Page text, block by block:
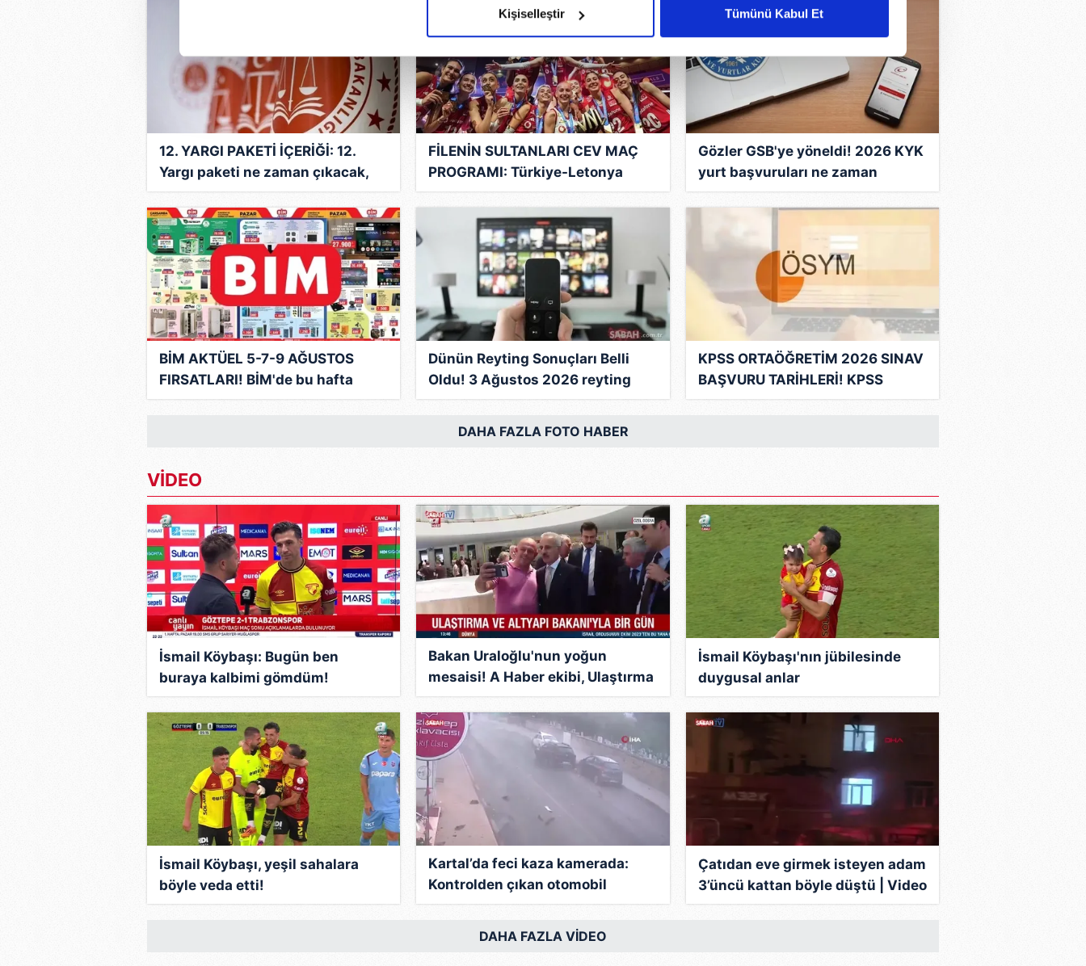
Her halükârda, kullanıcılar, bu çerezlere izin vermedikleri takdirde, kullanıcılara hedefli reklamlar gösterilmeyecektir."
Sizlere daha iyi bir hizmet sunabilmek için İnternet Sitemizde kendimize ve üçüncü kişilere ait çerezler kullanılmaktadır. Bu
çerezler vasıtasıyla çeşitli kişisel verileriniz işlenmekte olup gerekli olan çerezler bilgi toplumu hizmetlerinin sunulması
amacıyla kullanılmaktadır. Diğer çerezler, sitemizin daha işlevsel kılınması ve kişiselleştirilmesi ve sizlere yönelik
reklam/pazarlama faaliyetlerinin yapılması, amaçlarıyla sınırlı olarak açık rızanız dahilinde kullanılacaktır.
Çerezlere ilişkin tercihlerinizi aşağıda yer alan panel vasıtasıyla belirleyebilirsiniz. Çerezlere ilişkin detaylı bilgi için Ayarlar
butonuna tıklayabilir,Çerez Bilgilendirme Metnimiziziyaret edebilirsiniz.
6698 sayılı Kişisel Verilerin Korunması Kanunu uyarınca hazırlanmış Aydınlatma Metnimizi okumak ve sitemizde ilgili
mevzuata uygun olarak kullanılan çerezlerle ilgili bilgi almak için lütfentıklayınız
Kişiselleştir Tümünü Kabul Et
12. YARGI PAKETİ İÇERİĞİ: 12.
Yargı paketi ne zaman çıkacak,
Meclis'ten geçti mi?
FİLENİN SULTANLARI CEV MAÇ
PROGRAMI: Türkiye-Letonya
voleybol maçı saat kaçta, hangi
kanalda?
Gözler GSB'ye yöneldi! 2026 KYK
yurt başvuruları ne zaman
başlayacak, şartları neler?
BİM AKTÜEL 5-7-9 AĞUSTOS
FIRSATLARI! BİM'de bu hafta
hangi ürünler var? İşte, haftanın
Dünün Reyting Sonuçları Belli
Oldu! 3 Ağustos 2026 reyting
sonuçlarında kim birinci oldu?
KPSS ORTAÖĞRETİM 2026 SINAV
BAŞVURU TARİHLERİ! KPSS
Ortaöğretim sınavı ne zaman,
DAHA FAZLA FOTO HABER
VİDEO
İsmail Köybaşı: Bugün ben
buraya kalbimi gömdüm!
Bakan Uraloğlu'nun yoğun
mesaisi! A Haber ekibi, Ulaştırma
ve Altyapı Bakanı'nın bir gününe
eşlik etti
İsmail Köybaşı'nın jübilesinde
duygusal anlar
İsmail Köybaşı, yeşil sahalara
böyle veda etti!
Kartal’da feci kaza kamerada:
Kontrolden çıkan otomobil
araçlara çarpıp böyle takla attı |
Çatıdan eve girmek isteyen adam
3’üncü kattan böyle düştü | Video
DAHA FAZLA VİDEO